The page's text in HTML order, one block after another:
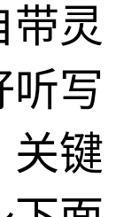
灵
听写
关键